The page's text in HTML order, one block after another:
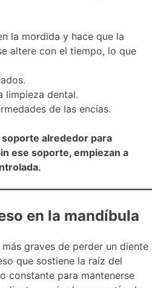
la mordida y hace que la
altere con el tiempo, lo que
limpieza dental.
de las encías.
alrededor para
ese soporte, empiezan a
en la mandíbula
graves de perder un diente
que sostiene la raíz del
constante para mantenerse